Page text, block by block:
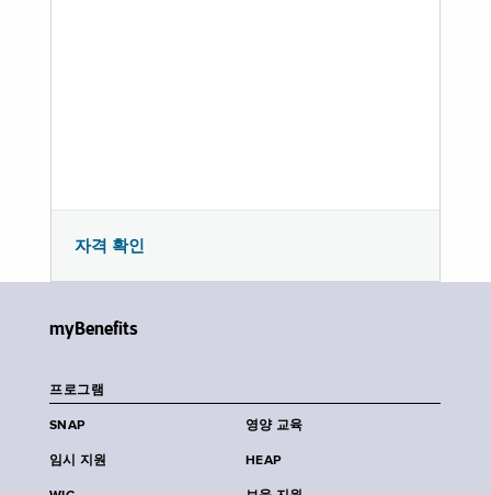
자격 확인
myBenefits
프로그램
SNAP 영양 교육
임시 지원 HEAP